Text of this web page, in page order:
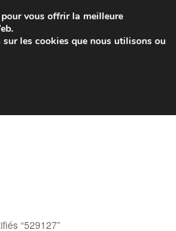
à partir de 7 EUR
de 9 h à 16 h
“529127”
vous offrir la meilleure
les cookies que nous utilisons ou